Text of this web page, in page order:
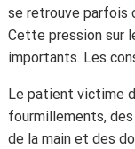
se retrouve parfois
Cette pression sur
importants. Les
Le patient victime
fourmillements,
de la main et des